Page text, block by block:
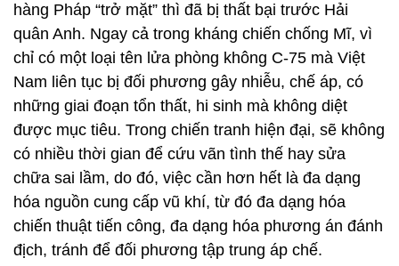
hàng Pháp “trở mặt” thì đã bị thất bại trước Hải
quân Anh. Ngay cả trong kháng chiến chống Mĩ, vì
chỉ có một loại tên lửa phòng không C-75 mà Việt
Nam liên tục bị đối phương gây nhiễu, chế áp, có
những giai đoạn tổn thất, hi sinh mà không diệt
được mục tiêu. Trong chiến tranh hiện đại, sẽ không
có nhiều thời gian để cứu vãn tình thế hay sửa
chữa sai lầm, do đó, việc cần hơn hết là đa dạng
hóa nguồn cung cấp vũ khí, từ đó đa dạng hóa
chiến thuật tiến công, đa dạng hóa phương án đánh
địch, tránh để đối phương tập trung áp chế.